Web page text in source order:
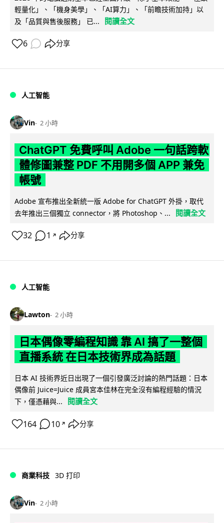
輕量化」、「機身美學」、「AI算力」、「前瞻技術加持」以
及「品質與售後服務」 已...
閱讀全文
6 分享
人工智能
Vin 2 小時
ChatGPT 免費呼叫 Adobe 一句話跨軟
體修圖兼整 PDF 不用開多個 APP 兼免
帳號
Adobe 宣布推出全新統一版 Adobe for ChatGPT 外掛，取代
去年推出三個獨立 connector，將 Photoshop、...
閱讀全文
32 1 ↗ 分享
人工智能
Lawton 2 小時
日本偶像零編程知識 靠 AI 搞了一整個
直播系統 在日本技術界成為話題
日本 AI 技術界近日出現了一個引發廣泛討論的熱門話題：日本
偶像前 Juice=Juice 成員宮本佳林在完全沒有編程經驗的情況
下，僅憑藉與...
閱讀全文
164 10 ↗ 分享
商業科技 3D 打印
Vin 2 小時